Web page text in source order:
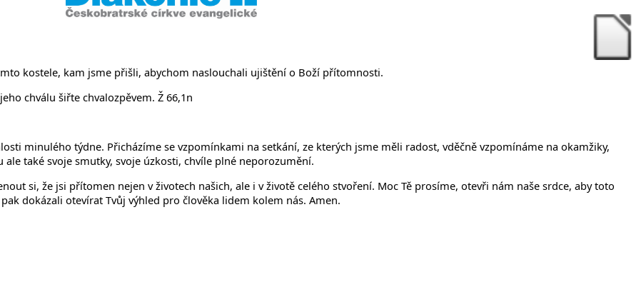
kostele, kam jsme přišli, abychom naslouchali ujištění o Boží přítomnosti.
chválu šiřte chvalozpěvem. Ž 66,1n
minulého týdne. Přicházíme se vzpomínkami na setkání, ze kterých jsme měli radost, vděčně vzpomínáme na okamžiky,
také svoje smutky, svoje úzkosti, chvíle plné neporozumění.
si, že jsi přítomen nejen v životech našich, ale i v životě celého stvoření. Moc Tě prosíme, otevři nám naše srdce, aby toto
dokázali otevírat Tvůj výhled pro člověka lidem kolem nás. Amen.